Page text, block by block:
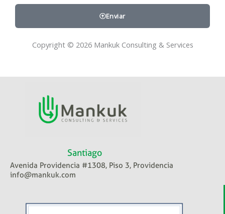
Enviar
Copyright © 2026 Mankuk Consulting & Services
Santiago
Avenida Providencia #1308, Piso 3, Providencia
info@mankuk.com